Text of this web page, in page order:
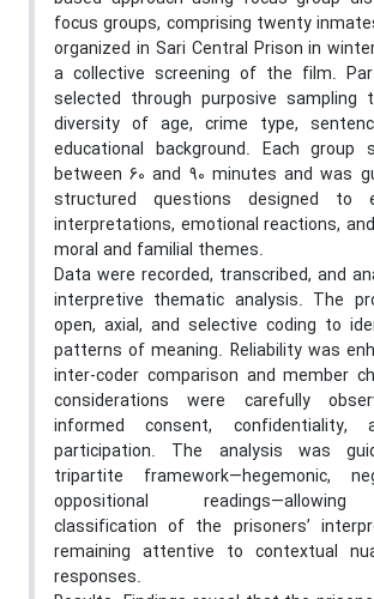
focus groups, comprising twenty
organized in Sari Central Prison in
a collective screening of the film.
selected through purposive sampling
diversity of age, crime type,
educational background. Each group
between 60 and 90 minutes and was
structured questions designed to
interpretations, emotional reactions,
moral and familial themes.
Data were recorded, transcribed, and
interpretive thematic analysis. The
open, axial, and selective coding to
patterns of meaning. Reliability was
inter-coder comparison and member
considerations were carefully
informed consent, confidentiality,
participation. The analysis was
tripartite framework—hegemonic,
oppositional
classification of the prisoners’
remaining attentive to contextual
responses.